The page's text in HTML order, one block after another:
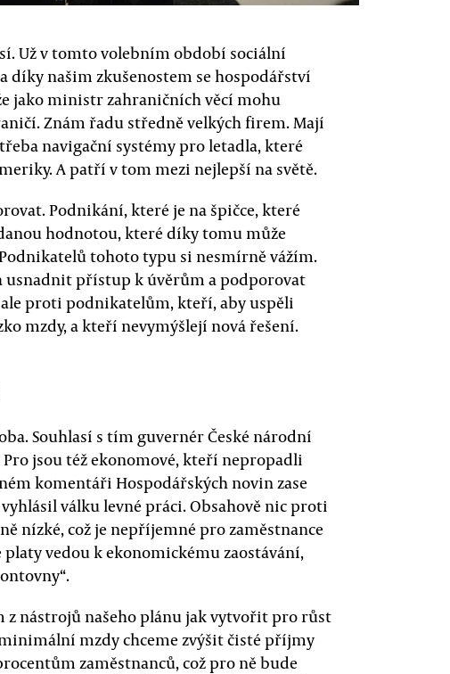
Už v tomto volebním období sociální
díky našim zkušenostem se hospodářství
jako ministr zahraničních věcí mohu
Znám řadu středně velkých firem. Mají
navigační systémy pro letadla, které
A patří v tom mezi nejlepší na světě.
Podnikání, které je na špičce, které
hodnotou, které díky tomu může
tohoto typu si nesmírně vážím.
přístup k úvěrům a podporovat
proti podnikatelům, kteří, aby uspěli
mzdy, a kteří nevymýšlejí nová řešení.
Souhlasí s tím guvernér České národní
jsou též ekonomové, kteří nepropadli
komentáři Hospodářských novin zase
válku levné práci. Obsahově nic proti
nízké, což je nepříjemné pro zaměstnance
vedou k ekonomickému zaostávání,
nástrojů našeho plánu jak vytvořit pro růst
mzdy chceme zvýšit čisté příjmy
zaměstnanců, což pro ně bude